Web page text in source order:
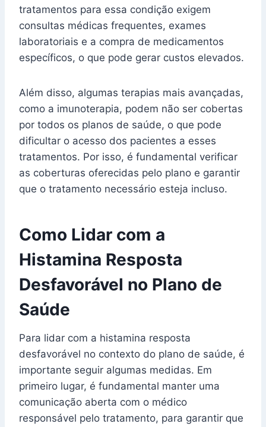
tratamentos para essa condição exigem
consultas médicas frequentes, exames
laboratoriais e a compra de medicamentos
específicos, o que pode gerar custos elevados.
Além disso, algumas terapias mais avançadas,
como a imunoterapia, podem não ser cobertas
por todos os planos de saúde, o que pode
dificultar o acesso dos pacientes a esses
tratamentos. Por isso, é fundamental verificar
as coberturas oferecidas pelo plano e garantir
que o tratamento necessário esteja incluso.
Como Lidar com a
Histamina Resposta
Desfavorável no Plano de
Saúde
Para lidar com a histamina resposta
desfavorável no contexto do plano de saúde, é
importante seguir algumas medidas. Em
primeiro lugar, é fundamental manter uma
comunicação aberta com o médico
responsável pelo tratamento, para garantir que